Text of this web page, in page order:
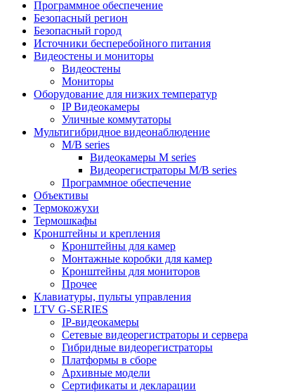
Программное обеспечение
Безопасный регион
Безопасный город
Источники бесперебойного питания
Видеостены и мониторы
Видеостены
Мониторы
Оборудование для низких температур
IP Видеокамеры
Уличные коммутаторы
Мультигибридное видеонаблюдение
M/B series
Видеокамеры M series
Видеорегистраторы M/B series
Программное обеспечение
Объективы
Термокожухи
Термошкафы
Кронштейны и крепления
Кронштейны для камер
Монтажные коробки для камер
Кронштейны для мониторов
Прочее
Клавиатуры, пульты управления
LTV G-SERIES
IP-видеокамеры
Сетевые видеорегистраторы и сервера
Гибридные видеорегистраторы
Платформы в сборе
Архивные модели
Сертификаты и декларации